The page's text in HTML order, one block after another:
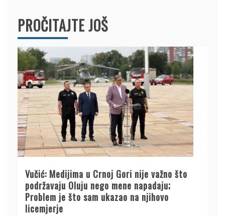
PROČITAJTE JOŠ
Vučić: Medijima u Crnoj Gori nije važno što
podržavaju Oluju nego mene napadaju;
Problem je što sam ukazao na njihovo
licemjerje